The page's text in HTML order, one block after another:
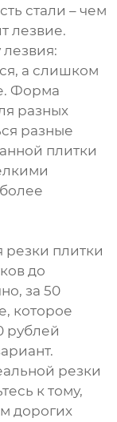
стали – чем
лезвие.
а слишком
Форма
разных
разные
плитки
резки плитки
до
за 50
которое
рублей
резки
к тому,
дорогих